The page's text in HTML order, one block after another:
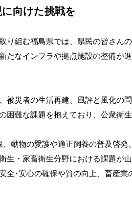
向けた挑戦を
組む福島県では、県民の皆さん
たなインフラや拠点施設の整備が
災者の生活再建、風評と風化の
困難な課題を抱えており、公衆衛
動物の愛護や適正飼養の普及啓
生・家畜衛生分野における課題が
全･安心の確保や質の向上、畜産